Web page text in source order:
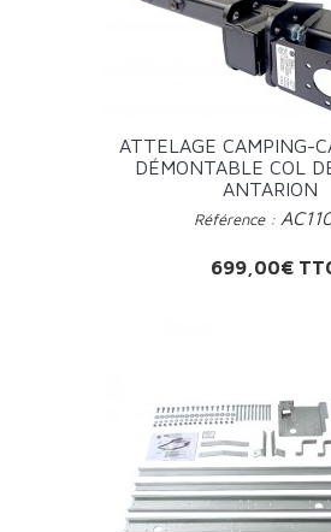
ATTELAGE CAMPING-
DÉMONTABLE COL
ANTARION
Référence :
Prix
699,00€